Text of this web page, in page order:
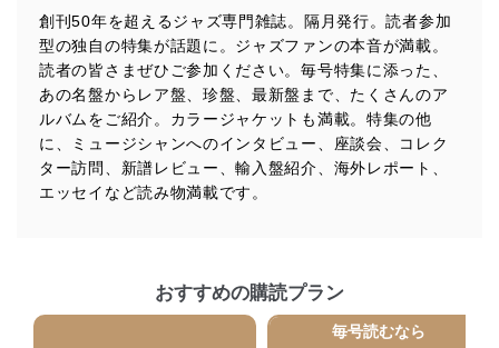
に、下記セキュリティ対策をはじめとする安全対策を実
施し、個人情報の漏えい、滅失またはき損の防止及び是
正に努めます。
アクセス制御
個人データを取り扱うことのできる機器及び当該
機器を取り扱う従業者を明確化し、 個人データへ
の不要なアクセスを防止しています。
アクセス者の識別と認証
外部からの不正アクセス等の防止
個人データを取り扱う機器等のオペレーティング
創刊50年を超えるジャズ専門雑誌。隔月発行。読者参加
型の独自の特集が話題に。ジャズファンの本音が満載。
読者の皆さまぜひご参加ください。毎号特集に添った、
あの名盤からレア盤、珍盤、最新盤まで、たくさんのア
ルバムをご紹介。カラージャケットも満載。特集の他
に、ミュージシャンへのインタビュー、座談会、コレク
ター訪問、新譜レビュー、輸入盤紹介、海外レポート、
エッセイなど読み物満載です。
おすすめの購読プラン
毎号読むなら